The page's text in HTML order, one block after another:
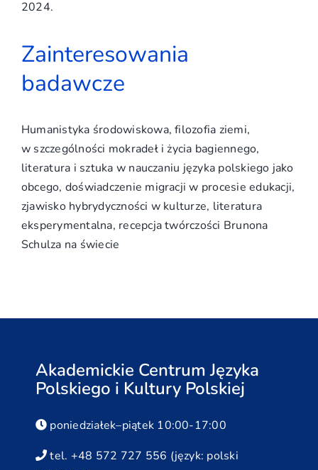
2024.
Zainteresowania
badawcze
Humanistyka środowiskowa, filozofia ziemi,
w szczególności mokradeł i życia bagiennego,
literatura i sztuka w nauczaniu języka polskiego jako
obcego, doświadczenie migracji w procesie edukacji,
zjawisko hybrydyczności w kulturze, literatura
eksperymentalna, recepcja twórczości Brunona
Schulza na świecie
Akademickie Centrum Języka
Polskiego i Kultury Polskiej
poniedziałek–piątek 10:00-17:00
tel. +48 572 727 556 (język: polski